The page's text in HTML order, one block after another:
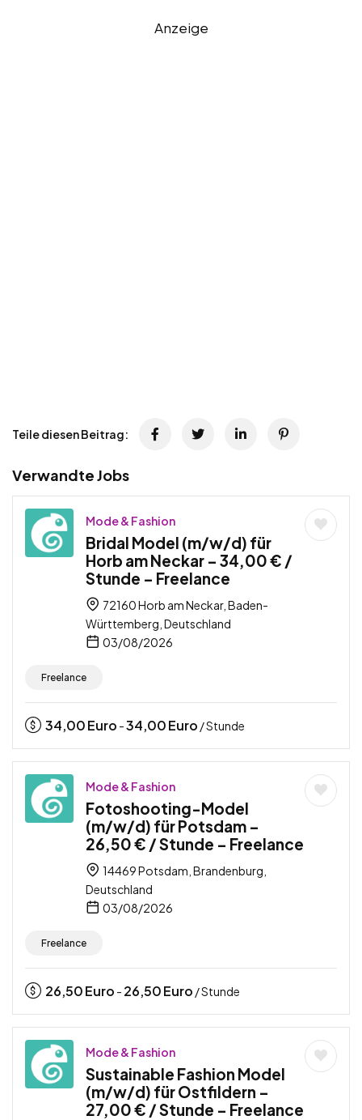
Anzeige
Teile diesen Beitrag:
Verwandte Jobs
Mode & Fashion
Bridal Model (m/w/d) für
Horb am Neckar – 34,00 € /
Stunde – Freelance
72160 Horb am Neckar, Baden-
Württemberg, Deutschland
03/08/2026
Freelance
34,00Euro -34,00Euro / Stunde
Mode & Fashion
Fotoshooting-Model
(m/w/d) für Potsdam –
26,50 € / Stunde – Freelance
14469 Potsdam, Brandenburg,
Deutschland
03/08/2026
Freelance
26,50Euro - 26,50Euro / Stunde
Mode & Fashion
Sustainable Fashion Model
(m/w/d) für Ostfildern –
27,00 € / Stunde – Freelance